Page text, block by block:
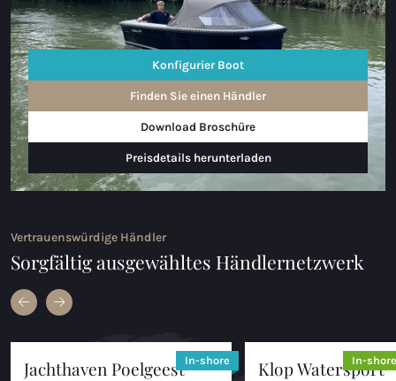
Konfigurier Boot
Finden Sie einen Händler
Download Broschüre
Preisdetails herunterladen
Vertrauenswürdige Händler
Sorgfältig ausgewähltes Händlernetzwerk
Jachthaven PoelgeestIn-shore Klop Watersport
In-